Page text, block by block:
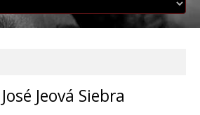
José Jeová Siebra